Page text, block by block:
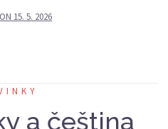
15. 5. 2026
a čeština